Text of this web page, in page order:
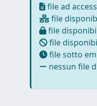
file ad
file
file
file
file sotto
nessun file